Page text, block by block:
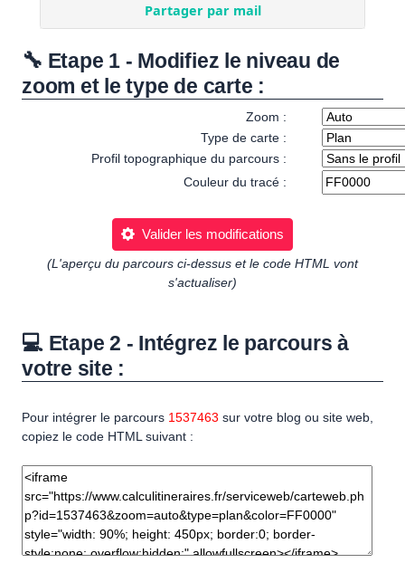
🔧 Etape 1 - Modifiez le niveau de
zoom et le type de carte :
Zoom :
Type de carte :
Profil topographique du parcours :
Couleur du tracé :
Valider les modifications
(L'aperçu du parcours ci-dessus et le code HTML vont
s'actualiser)
💻 Etape 2 - Intégrez le parcours à
votre site :
Pour intégrer le parcours 1537463 sur votre blog ou site web,
copiez le code HTML suivant :